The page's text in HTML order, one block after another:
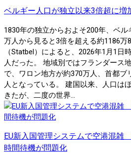
ベルギー人口が独立以来3倍超に増
1830年の独立からおよそ200年、ベ
万人から見ると3倍を超える約1186万
（Statbel）によると、2026年1月1日
人だった。 地域別ではフランダース
で、ワロン地方が約370万人、首都ブ
人となっている。 建国以来、人口は
きたが、二度の世界...
EU新入国管理システムで空港混
時間待機が問題化